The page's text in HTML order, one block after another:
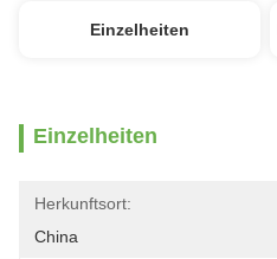
Einzelheiten
Einzelheiten
Herkunftsort:
China